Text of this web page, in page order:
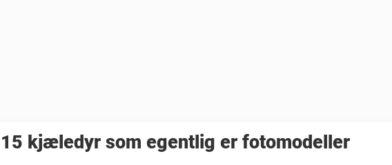
15 kjæledyr som egentlig er fotomodeller